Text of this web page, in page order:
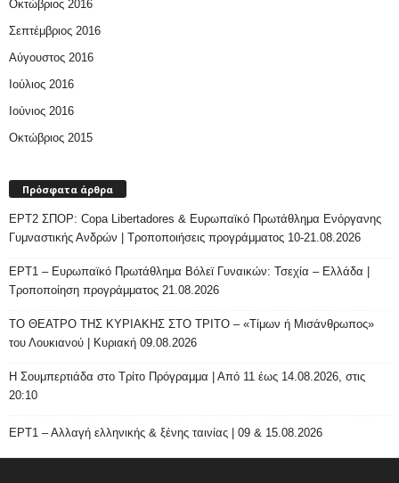
Οκτώβριος 2016
Σεπτέμβριος 2016
Αύγουστος 2016
Ιούλιος 2016
Ιούνιος 2016
Οκτώβριος 2015
Πρόσφατα άρθρα
ΕΡΤ2 ΣΠΟΡ: Copa Libertadores & Ευρωπαϊκό Πρωτάθλημα Ενόργανης
Γυμναστικής Ανδρών | Τροποποιήσεις προγράμματος 10-21.08.2026
ΕΡΤ1 – Ευρωπαϊκό Πρωτάθλημα Βόλεϊ Γυναικών: Τσεχία – Ελλάδα |
Τροποποίηση προγράμματος 21.08.2026
ΤΟ ΘΕΑΤΡΟ ΤΗΣ ΚΥΡΙΑΚΗΣ ΣΤΟ ΤΡΙΤΟ – «Τίμων ή Μισάνθρωπος»
του Λουκιανού | Κυριακή 09.08.2026
H Σουμπερτιάδα στο Τρίτο Πρόγραμμα | Από 11 έως 14.08.2026, στις
20:10
ΕΡΤ1 – Αλλαγή ελληνικής & ξένης ταινίας | 09 & 15.08.2026